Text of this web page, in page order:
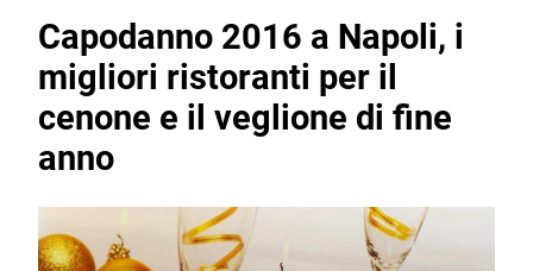
Capodanno 2016 a Napoli, i
migliori ristoranti per il
cenone e il veglione di fine
anno